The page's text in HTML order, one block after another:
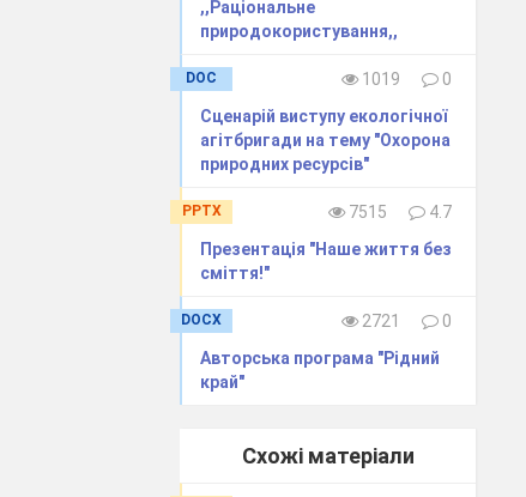
,,Раціональне
природокористування,,
DOC 1019
0
Сценарій виступу екологічної
агітбригади на тему "Охорона
природних ресурсів"
PPTX 7515
4.7
Презентація "Наше життя без
сміття!"
DOCX 2721
0
Авторська програма "Рідний
край"
Схожі матеріали